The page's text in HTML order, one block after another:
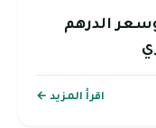
الدرهم
اقرأ المزيد ←